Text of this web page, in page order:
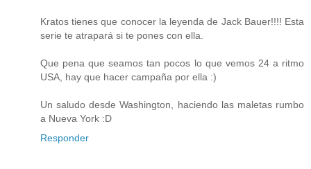
Kratos tienes que conocer la leyenda de Jack Bauer!!!! Esta
serie te atrapará si te pones con ella.
Que pena que seamos tan pocos lo que vemos 24 a ritmo
USA, hay que hacer campaña por ella :)
Un saludo desde Washington, haciendo las maletas rumbo
a Nueva York :D
Responder